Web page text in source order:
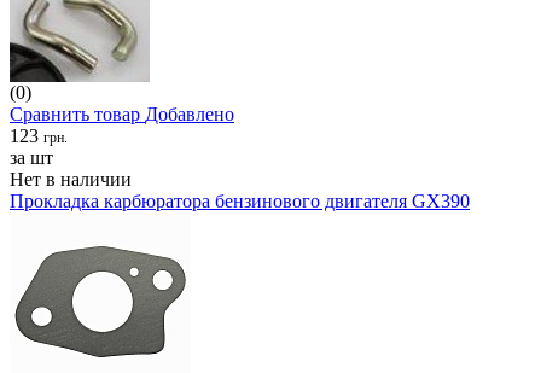
(0)
Сравнить товар Добавлено
123 грн.
за шт
Нет в наличии
Прокладка карбюратора бензинового двигателя GX390